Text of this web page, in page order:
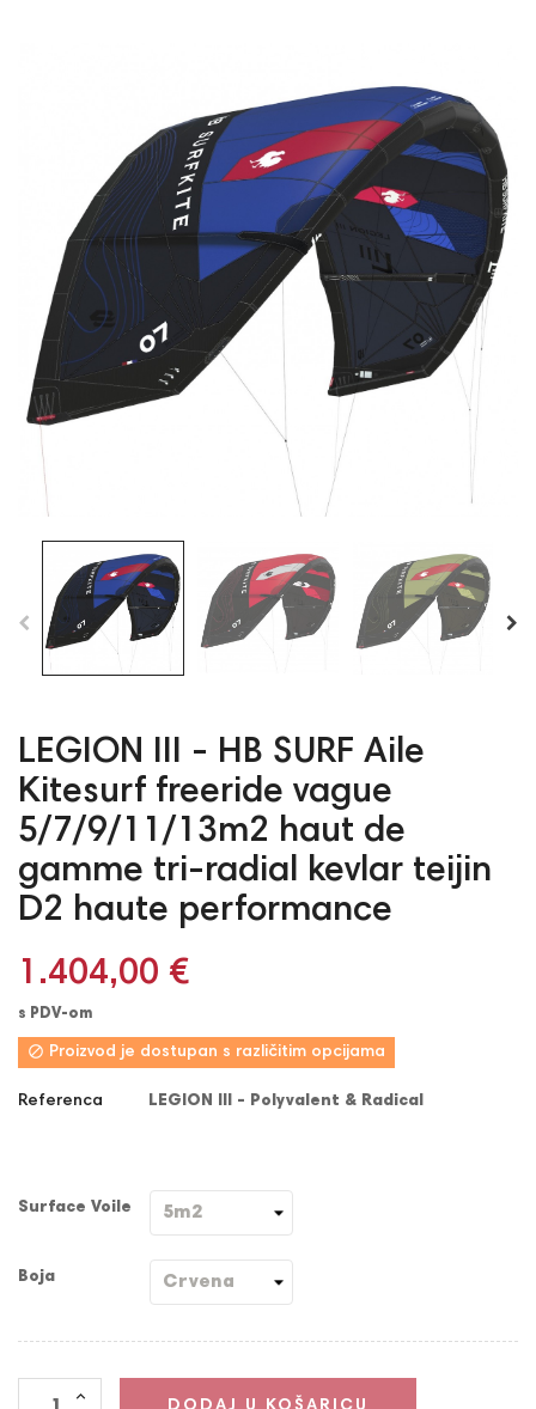
LEGION III - HB SURF Aile
Kitesurf freeride vague
5/7/9/11/13m2 haut de
gamme tri-radial kevlar teijin
D2 haute performance
1.404,00 €
s PDV-om
 Proizvod je dostupan s različitim opcijama
Referenca LEGION III - Polyvalent & Radical
Surface Voile
Boja